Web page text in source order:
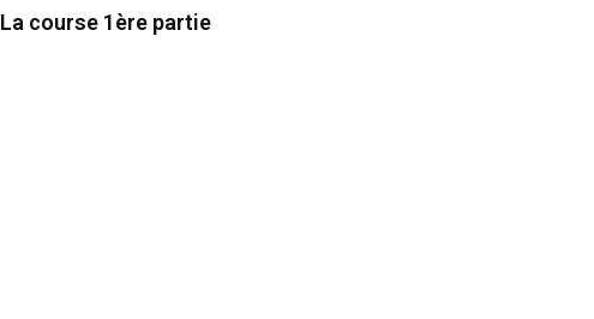
La course 1ère partie